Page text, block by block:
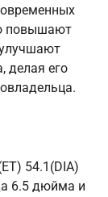
повышают
улучшают
делая его
54.1(DIA)
6.5 дюйма и